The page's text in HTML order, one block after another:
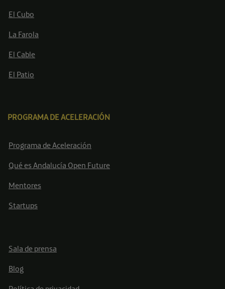
El Cubo
La Farola
El Cable
El Patio
PROGRAMA DE ACELERACIÓN
Programa de Aceleración
Qué es Andalucía Open Future
Mentores
Startups
Sala de prensa
Blog